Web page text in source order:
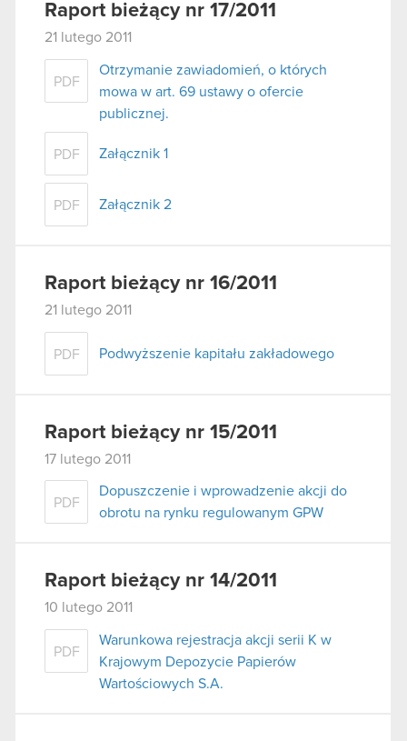
Raport bieżący nr 17/2011
21 lutego 2011
PDF
Otrzymanie zawiadomień, o których
mowa w art. 69 ustawy o ofercie
publicznej.
PDF Załącznik 1
PDF Załącznik 2
Raport bieżący nr 16/2011
21 lutego 2011
PDF Podwyższenie kapitału zakładowego
Raport bieżący nr 15/2011
17 lutego 2011
PDF
Dopuszczenie i wprowadzenie akcji do
obrotu na rynku regulowanym GPW
Raport bieżący nr 14/2011
10 lutego 2011
PDF
Warunkowa rejestracja akcji serii K w
Krajowym Depozycie Papierów
Wartościowych S.A.